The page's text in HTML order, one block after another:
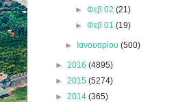
► Φεβ 02 (21)
► Φεβ 01 (19)
► Ιανουαρίου(500)
► 2016 (4895)
► 2015 (5274)
► 2014 (365)